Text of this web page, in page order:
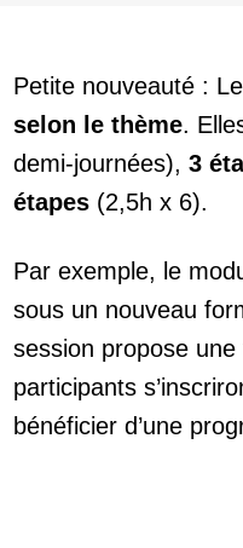
Petite nouveauté :
selon le thème.
demi-journées), 3
étapes (2,5h x 6).
Par exemple, le
sous un nouveau
session propose
participants
bénéficier d’une